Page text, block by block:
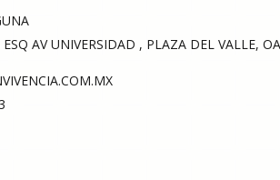
AV UNIVERSIDAD , PLAZA DEL VALLE,